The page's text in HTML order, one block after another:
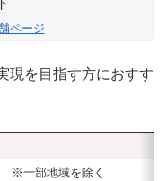
ページ
現を目指す方におすす
※一部地域を除く